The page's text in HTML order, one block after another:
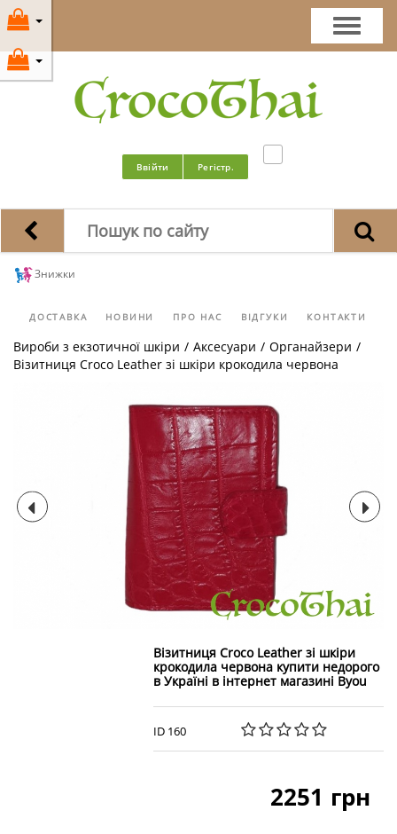
Ввійти Регістр.
Знижки
ДОСТАВКА НОВИНИ ПРО НАС ВІДГУКИ КОНТАКТИ
Вироби з екзотичної шкіри / Аксесуари / Органайзери /
Візитниця Croco Leather зі шкіри крокодила червона
Візитниця Croco Leather зі шкіри
крокодила червона купити недорого
в Україні в інтернет магазині Byou
ID 160
2251 грн